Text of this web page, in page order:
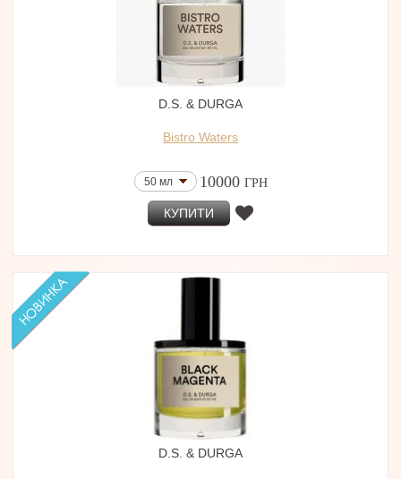
D.S. & DURGA
Bistro Waters
50 мл 10000 ГРН
КУПИТИ
D.S. & DURGA